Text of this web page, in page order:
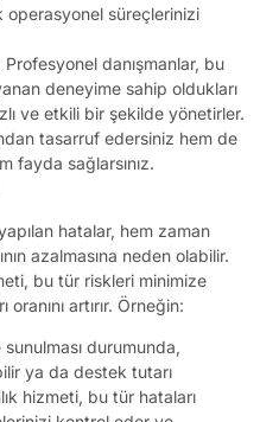
operasyonel süreçlerinizi
Profesyonel danışmanlar, bu
deneyime sahip oldukları
ve etkili bir şekilde yönetirler.
tasarruf edersiniz hem de
fayda sağlarsınız.
hatalar, hem zaman
azalmasına neden olabilir.
bu tür riskleri minimize
oranını artırır. Örneğin:
durumunda,
ya da destek tutarı
hizmeti, bu tür hataları